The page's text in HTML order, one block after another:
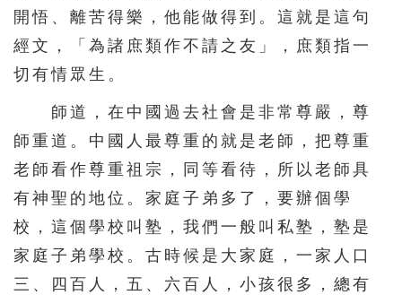
551 552 553 554 555
556 557 558 559 560
561
566 567 568 569 570
571 572 573 574 575
581 582 583 584 585
586 587 588 589 590
591 592 593 594 595
開悟、離苦得樂，他能做得到。這就是這句
經文，「為諸庶類作不請之友」，庶類指一
切有情眾生。
師道，在中國過去社會是非常尊嚴，尊
師重道。中國人最尊重的就是老師，把尊重
老師看作尊重祖宗，同等看待，所以老師具
有神聖的地位。家庭子弟多了，要辦個學
校，這個學校叫塾，我們一般叫私塾，塾是
家庭子弟學校。古時候是大家庭，一家人口
三、四百人，五、六百人，小孩很多，總有